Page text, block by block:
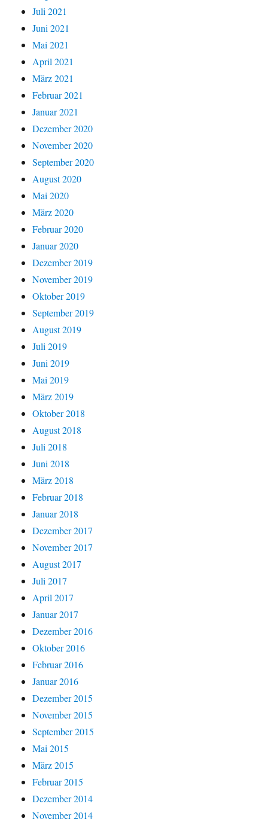
Juli 2021
Juni 2021
Mai 2021
April 2021
März 2021
Februar 2021
Januar 2021
Dezember 2020
November 2020
September 2020
August 2020
Mai 2020
März 2020
Februar 2020
Januar 2020
Dezember 2019
November 2019
Oktober 2019
September 2019
August 2019
Juli 2019
Juni 2019
Mai 2019
März 2019
Oktober 2018
August 2018
Juli 2018
Juni 2018
März 2018
Februar 2018
Januar 2018
Dezember 2017
November 2017
August 2017
Juli 2017
April 2017
Januar 2017
Dezember 2016
Oktober 2016
Februar 2016
Januar 2016
Dezember 2015
November 2015
September 2015
Mai 2015
März 2015
Februar 2015
Dezember 2014
November 2014